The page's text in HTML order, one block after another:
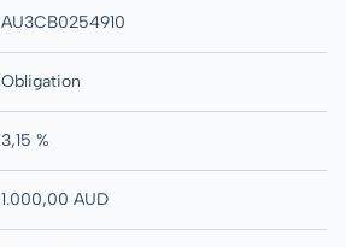
AU3CB0254910
Obligation
3,15 %
1.000,00 AUD